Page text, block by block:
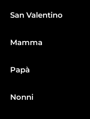
San Valentino
Mamma
Papà
Nonni